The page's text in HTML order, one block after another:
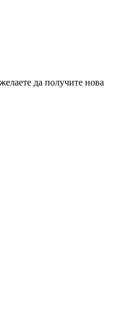
да получите нова